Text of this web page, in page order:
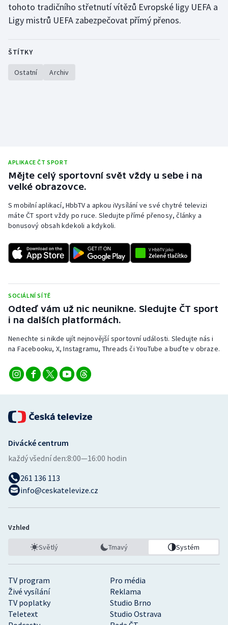
Jezdectví
Motorsport
Olympijské hry
Parasport
Plážový volejbal
Ragby
Rychlobruslení
Short track
Sportovní střelba
Veslování
Vodní slalom
Ostatní
tohoto tradičního střetnutí vítězů Evropské ligy UEFA a
Ligy mistrů UEFA zabezpečovat přímý přenos.
ŠTÍTKY
Ostatní Archiv
APLIKACE ČT SPORT
Mějte celý sportovní svět vždy u sebe i na
velké obrazovce.
S mobilní aplikací, HbbTV a apkou iVysílání ve své chytré televizi
máte ČT sport vždy po ruce. Sledujte přímé přenosy, články a
bonusový obsah kdekoli a kdykoli.
SOCIÁLNÍ SÍTĚ
Odteď vám už nic neunikne. Sledujte ČT sport
i na dalších platformách.
Nenechte si nikde ujít nejnovější sportovní události. Sledujte nás i
na Facebooku, X, Instagramu, Threads či YouTube a buďte v obraze.
TV program
Pro média
Živé vysílání
Reklama
TV poplatky
Studio Brno
Teletext
Studio Ostrava
Divácké centrum
každý všední den:8:00—16:00 hodin
261 136 113
info@ceskatelevize.cz
Vzhled
Světlý Tmavý Systém